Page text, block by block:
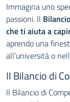
Immagina uno
passioni. Il
che ti aiuta a
aprendo una
all'università o
Il Bilancio di
Il Bilancio di